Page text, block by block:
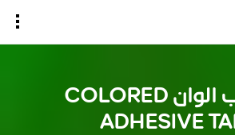
سلوتيب الوان COLORED
ADHESIVE